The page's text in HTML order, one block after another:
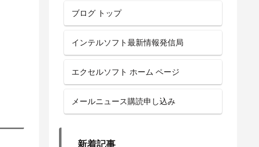
ブログ トップ
インテルソフト最新情報発信局
エクセルソフト ホーム ページ
メールニュース購読申し込み
新着記事